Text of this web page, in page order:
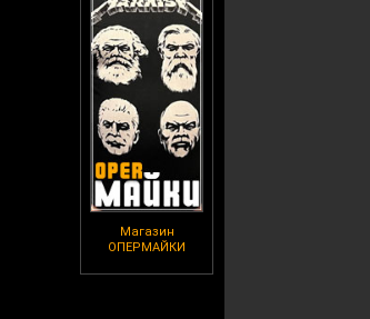
Магазин
ОПЕРМАЙКИ